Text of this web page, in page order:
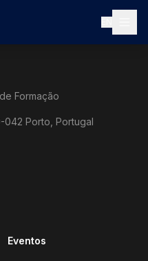
Formação
042 Porto, Portugal
Eventos